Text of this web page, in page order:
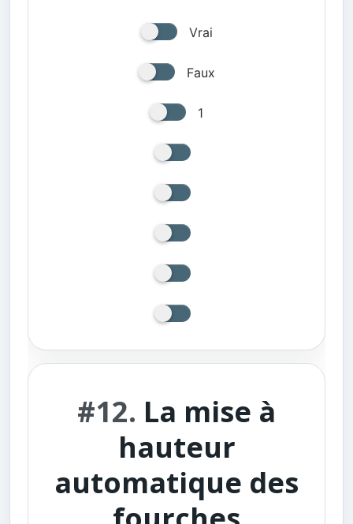
Vrai
Faux
1
#12. La mise à
hauteur
automatique des